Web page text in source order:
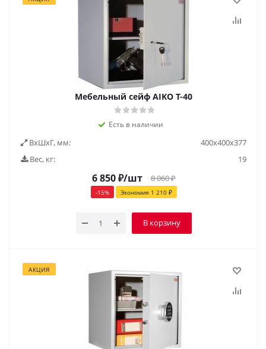
Мебельный сейф AIKO Т-40
Есть в наличии
ВxШxГ, мм:
400х400х377
Вес, кг:
19
6 850₽/шт 8 060₽
-15% Экономия 1 210₽
В корзину
АКЦИЯ